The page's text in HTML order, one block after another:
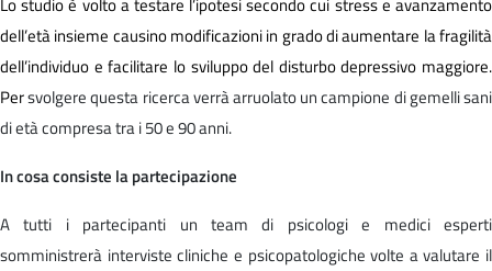
dell’età insieme causino modificazioni in grado di aumentare la fragilità
dell’individuo e facilitare lo sviluppo del disturbo depressivo maggiore.
Persvolgere questa ricerca verrà arruolato un campione di gemelli sani
di età compresa tra i 50 e 90 anni.
In cosa consiste la partecipazione
A tutti i partecipanti un team di psicologi e medici esperti
somministrerà interviste cliniche e psicopatologiche volte a valutare il